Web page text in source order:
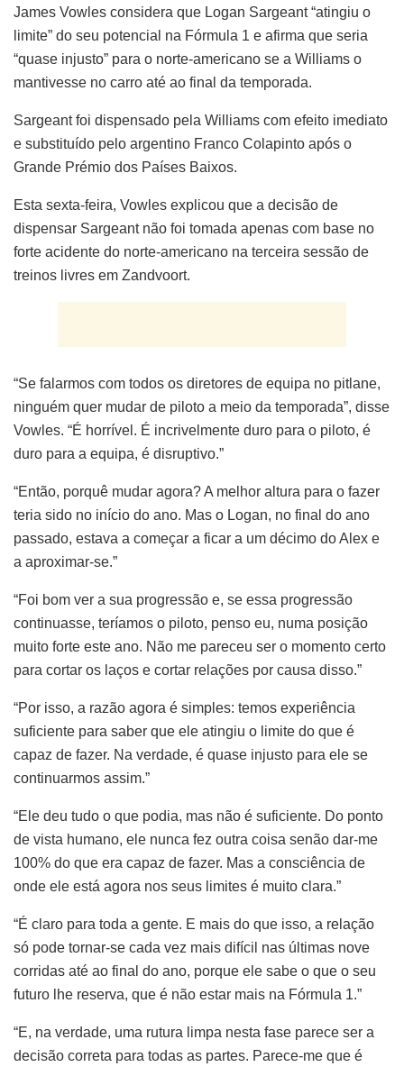
James Vowles considera que Logan Sargeant “atingiu o
limite” do seu potencial na Fórmula 1 e afirma que seria
“quase injusto” para o norte-americano se a Williams o
mantivesse no carro até ao final da temporada.
Sargeant foi dispensado pela Williams com efeito imediato
e substituído pelo argentino Franco Colapinto após o
Grande Prémio dos Países Baixos.
Esta sexta-feira, Vowles explicou que a decisão de
dispensar Sargeant não foi tomada apenas com base no
forte acidente do norte-americano na terceira sessão de
treinos livres em Zandvoort.
“Se falarmos com todos os diretores de equipa no pitlane,
ninguém quer mudar de piloto a meio da temporada”, disse
Vowles. “É horrível. É incrivelmente duro para o piloto, é
duro para a equipa, é disruptivo.”
“Então, porquê mudar agora? A melhor altura para o fazer
teria sido no início do ano. Mas o Logan, no final do ano
passado, estava a começar a ficar a um décimo do Alex e
a aproximar-se.”
“Foi bom ver a sua progressão e, se essa progressão
continuasse, teríamos o piloto, penso eu, numa posição
muito forte este ano. Não me pareceu ser o momento certo
para cortar os laços e cortar relações por causa disso.”
“Por isso, a razão agora é simples: temos experiência
suficiente para saber que ele atingiu o limite do que é
capaz de fazer. Na verdade, é quase injusto para ele se
continuarmos assim.”
“Ele deu tudo o que podia, mas não é suficiente. Do ponto
de vista humano, ele nunca fez outra coisa senão dar-me
100% do que era capaz de fazer. Mas a consciência de
onde ele está agora nos seus limites é muito clara.”
“É claro para toda a gente. E mais do que isso, a relação
só pode tornar-se cada vez mais difícil nas últimas nove
corridas até ao final do ano, porque ele sabe o que o seu
futuro lhe reserva, que é não estar mais na Fórmula 1.”
“E, na verdade, uma rutura limpa nesta fase parece ser a
decisão correta para todas as partes. Parece-me que é